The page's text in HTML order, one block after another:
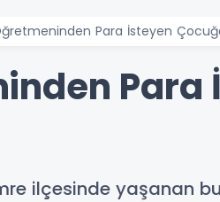
Para İsteyen
Para
ilçesinde yaşanan